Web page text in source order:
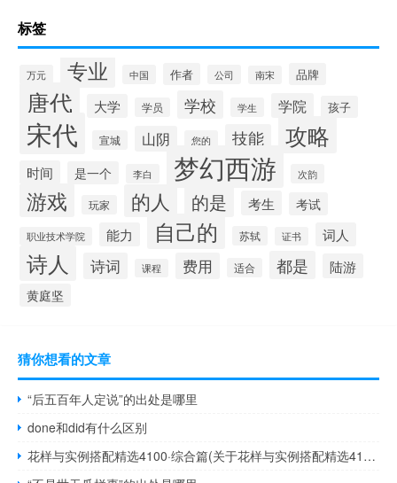
标签
万元 专业 中国 作者 公司 南宋 品牌
唐代 大学 学员 学校 学生 学院 孩子
宋代 宣城 山阴 您的 技能 攻略
时间 是一个 李白 梦幻西游 次韵
游戏 玩家 的人 的是 考生 考试
职业技术学院 能力 自己的 苏轼 证书 词人
诗人 诗词 课程 费用 适合 都是 陆游
黄庭坚
猜你想看的文章
“后五百年人定说”的出处是哪里
done和did有什么区别
花样与实例搭配精选4100·综合篇(关于花样与实例搭配精选4100·综合篇简述)